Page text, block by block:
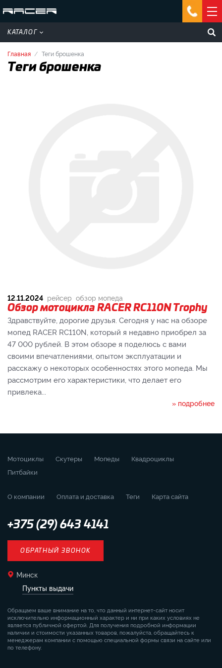
КАТАЛОГ
Главная Теги брошенка
Теги брошенка
12.11.2024 рейсер обзор мопеда
Обзор мотоцикла RACER RC110N Trophy
Здравствуйте, дорогие друзья. Сегодня у нас на обзоре
мопед RACER RC110N, который я недавно приобрел за
47 000 рублей. В этом обзоре я поделюсь с вами
своими впечатлениями, опытом эксплуатации и
расскажу о некоторых особенностях этого мопеда. Мы
рассмотрим его характеристики, что делает его
привлека...
» подробнее
Мотоциклы Скутеры Мопеды
Квадроциклы
Питбайки
О компании Оплата и доставка Теги Карта сайта
+375 (29) 643 4141
ОБРАТНЫЙ ЗВОНОК
Минск
Пункты выдачи
Обращаем ваше внимание на то, что данный интернет-сайт носит
исключительно информационный характер и ни при каких условиях не
является публичной офертой. Для получения подробной информации
наличии и стоимости указанных товаров, пожалуйста, обращайтесь к
менеджерам компании с помощью специальной формы связи на сайте или
по телефону.